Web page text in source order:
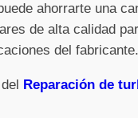
ahorrarte una
de alta calidad
del fabricante.
Reparación de